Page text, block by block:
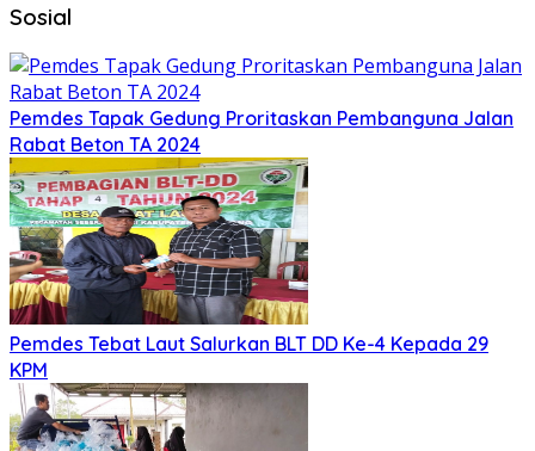
Sosial
Pemdes Tapak Gedung Proritaskan Pembanguna Jalan
Rabat Beton TA 2024
Pemdes Tebat Laut Salurkan BLT DD Ke-4 Kepada 29
KPM